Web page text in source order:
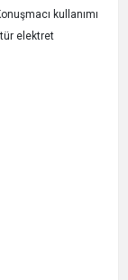
kullanımı
elektret